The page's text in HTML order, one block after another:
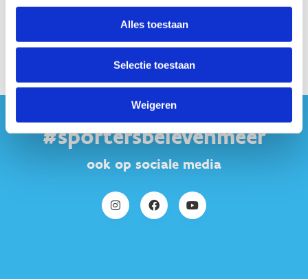
Alles toestaan
Selectie toestaan
Weigeren
#sportersbelevenmeer
ook op sociale media